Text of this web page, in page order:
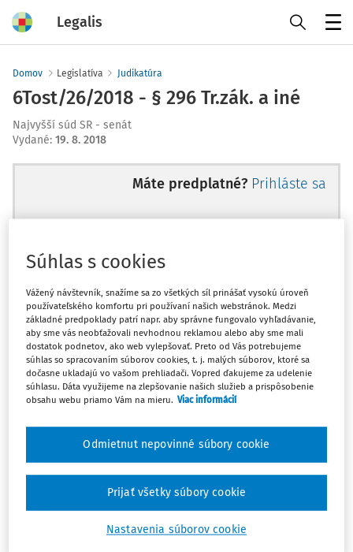
Legalis
Domov Legislatíva Judikatúra
6Tost/26/2018 - § 296 Tr.zák. a iné
Najvyšší súd SR - senát
Vydané: 19. 8. 2018
Máte predplatné? Prihláste sa
Ups, zatiaľ ste si prečítali len
začiatok...
Celý odborný obsah z tejto oblasti je
dostupný predplatiteľom portálu.
obsahu a získajte prístup na 10 dní
zdarma, stačí sa len zaregistrovať.
Vďaka registrácii získate prístup aj k
vybranému obsahu:
Súhlas s cookies
Vážený návštevník, snažíme sa zo všetkých síl prinášať vysokú úroveň
používateľského komfortu pri používaní našich webstránok. Medzi
základné predpoklady patrí napr. aby správne fungovalo vyhľadávanie,
aby sme vás neobťažovali nevhodnou reklamou alebo aby sme mali
dostatok podnetov, ako web vylepšovať. Preto od Vás potrebujeme
súhlas so spracovaním súborov cookies, t. j. malých súborov, ktoré sa
dočasne ukladajú vo vašom prehliadači. Vopred ďakujeme za udelenie
súhlasu. Dáta využijeme na zlepšovanie našich služieb a prispôsobenie
obsahu webu priamo Vám na mieru. Viac informácií
Nastavenia súborov cookie
Odmietnut nepovinné súbory cookie
Prijať všetky súbory cookie